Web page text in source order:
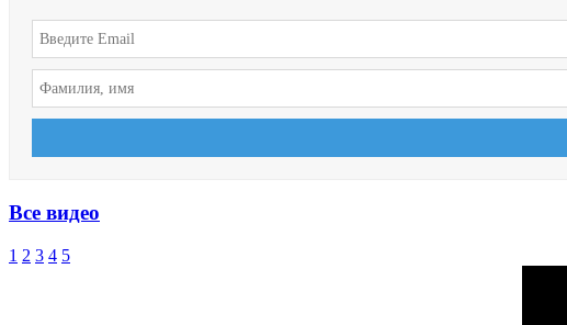
Все видео
1 2 3 4 5